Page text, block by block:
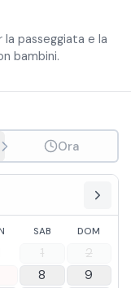
passeggiata e la
bambini.
Ora
SAB DOM
1
2
8
9